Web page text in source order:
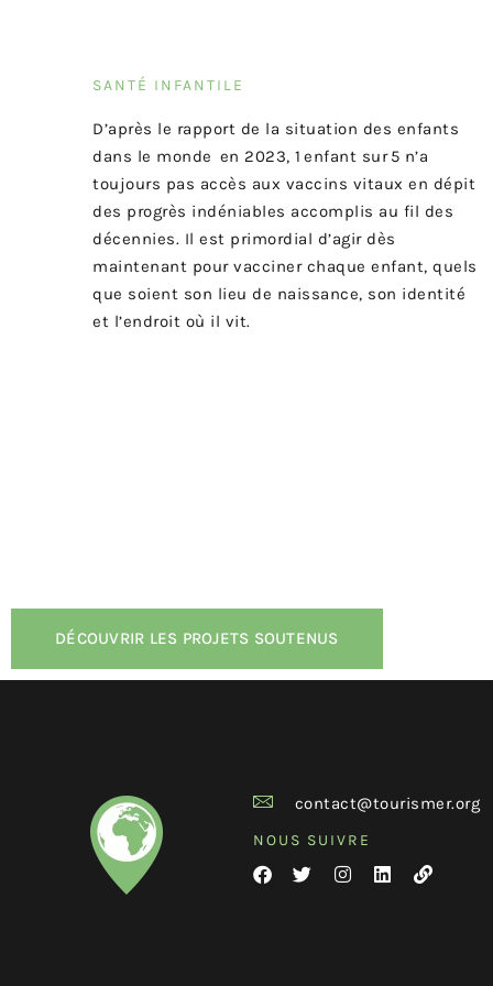
SANTÉ INFANTILE
D’après le rapport de la situation des enfants
dans le monde en 2023, 1 enfant sur 5 n’a
toujours pas accès aux vaccins vitaux en dépit
des progrès indéniables accomplis au fil des
décennies. Il est primordial d’agir dès
maintenant pour vacciner chaque enfant, quels
que soient son lieu de naissance, son identité
et l’endroit où il vit.
DÉCOUVRIR LES PROJETS SOUTENUS
contact@tourismer.org
NOUS SUIVRE